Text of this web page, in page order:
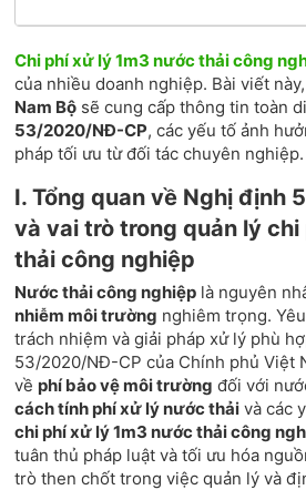
Chi phí xử lý 1m3 nước thải công
của nhiều doanh nghiệp. Bài viết này,
Nam Bộ sẽ cung cấp thông tin toàn
53/2020/NĐ-CP, các yếu tố ảnh
pháp tối ưu từ đối tác chuyên nghiệp.
I. Tổng quan về Nghị định
và vai trò trong quản lý
thải công nghiệp
Nước thải công nghiệp là nguyên
nhiễm môi trường nghiêm trọng.
trách nhiệm và giải pháp xử lý phù
53/2020/NĐ-CP của Chính phủ Việt
về phí bảo vệ môi trường đối với
cách tính phí xử lý nước thải và các
chi phí xử lý 1m3 nước thải công
tuân thủ pháp luật và tối ưu hóa
trò then chốt trong việc quản lý và